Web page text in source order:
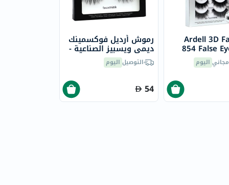
رموش أرديل فوكسمينك
ديمي ويسبيز الصناعية -
1 زوج - 66763 التوصيل اليوم
54
Ardell 3D
854 False
اليوم